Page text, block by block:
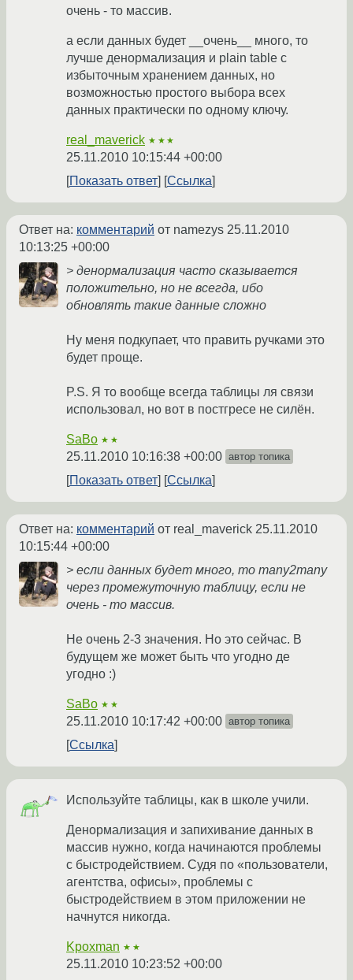
очень - то массив.
а если данных будет __очень__ много, то
лучше денормализация и plain table с
избыточным хранением данных, но
возможностью простого выбора всех
данных практически по одному ключу.
real_maverick ★★★
25.11.2010 10:15:44 +00:00
Показать ответ
Ссылка
Ответ на: комментарий от namezys 25.11.2010
10:13:25 +00:00
> денормализация часто сказывается
положительно, но не всегда, ибо
обновлять такие данные сложно
Ну меня подкупает, что править ручками это
будет проще.
P.S. Я то вообще всегда таблицы ля связи
использовал, но вот в постгресе не силён.
SaBo ★★
25.11.2010 10:16:38 +00:00 автор топика
Показать ответ Ссылка
Ответ на: комментарий от real_maverick 25.11.2010
10:15:44 +00:00
> если данных будет много, то many2many
через промежуточную таблицу, если не
очень - то массив.
Не очень 2-3 значения. Но это сейчас. В
будущем же может быть что угодно де
угодно :)
SaBo ★★
25.11.2010 10:17:42 +00:00 автор топика
Ссылка
Используйте таблицы, как в школе учили.
Денормализация и запихивание данных в
массив нужно, когда начинаются проблемы
с быстродействием. Судя по «пользователи,
агентства, офисы», проблемы с
быстродействием в этом приложении не
начнутся никогда.
Kpoxman ★★
25.11.2010 10:23:52 +00:00